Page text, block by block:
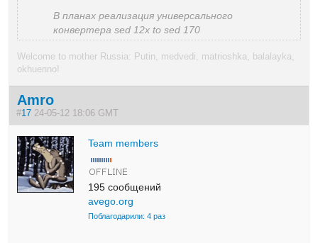
В планах реализация универсального
конвертера sed 12x to sed 170
Welcome to mother Russia: Putin, medvedi, matrioshka, balalayka,
okhuenno!
Amro
#17 24-05-12 18:06 GMT
Team members
195 сообщений
avego.org
Поблагодарили: 4 раз